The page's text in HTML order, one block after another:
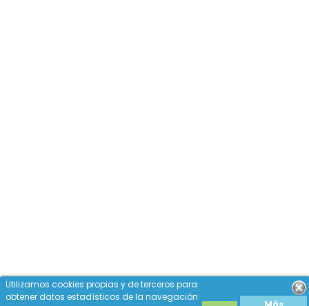
Utilizamos cookies propias y de terceros para
obtener datos estadísticos de la navegación